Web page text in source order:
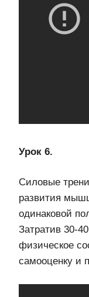
Урок 6.
Силовые
развития
одинаковой
Затратив 30-
физическое
самооценку и